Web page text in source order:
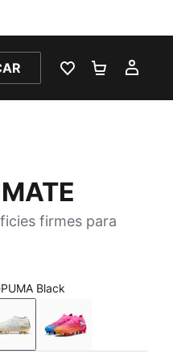
LISTA DE
firmes para
Black
Black-PUMA Silver
Red-Strong Gray
Blue Jewel
PUMA White-Metallic
Poison Pink-Sun